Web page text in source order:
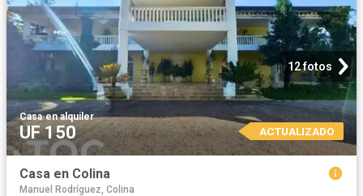
12 fotos
Casa·en alquiler
UF 150 ACTUALIZADO
Casa en Colina
Manuel Rodríguez, Colina